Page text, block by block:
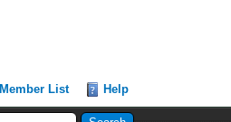
Member List Help